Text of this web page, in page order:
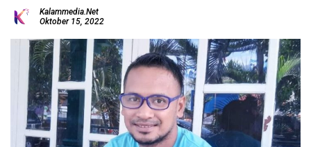
Kalammedia.net
Oktober 15, 2022